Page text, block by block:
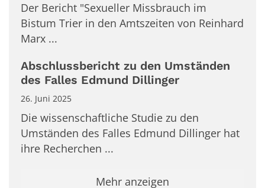
Der Bericht "Sexueller Missbrauch im
Bistum Trier in den Amtszeiten von Reinhard
Marx ...
Abschlussbericht zu den Umständen
des Falles Edmund Dillinger
26. Juni 2025
Die wissenschaftliche Studie zu den
Umständen des Falles Edmund Dillinger hat
ihre Recherchen ...
Mehr anzeigen